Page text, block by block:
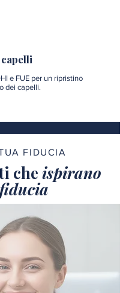
e FUE per un ripristino
dei capelli.
FIDUCIA
che ispirano
fiducia